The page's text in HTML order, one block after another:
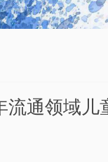
通领域儿